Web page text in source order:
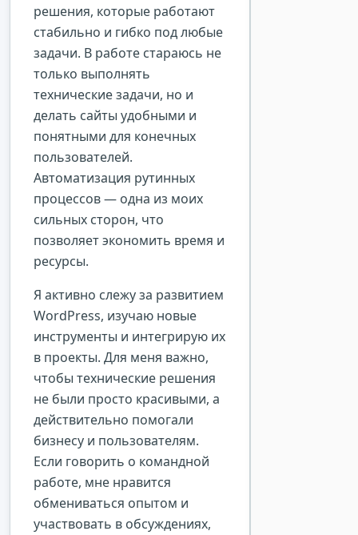
решения, которые работают
стабильно и гибко под любые
задачи. В работе стараюсь не
только выполнять
технические задачи, но и
делать сайты удобными и
понятными для конечных
пользователей.
Автоматизация рутинных
процессов — одна из моих
сильных сторон, что
позволяет экономить время и
ресурсы.
Я активно слежу за развитием
WordPress, изучаю новые
инструменты и интегрирую их
в проекты. Для меня важно,
чтобы технические решения
не были просто красивыми, а
действительно помогали
бизнесу и пользователям.
Если говорить о командной
работе, мне нравится
обмениваться опытом и
участвовать в обсуждениях,